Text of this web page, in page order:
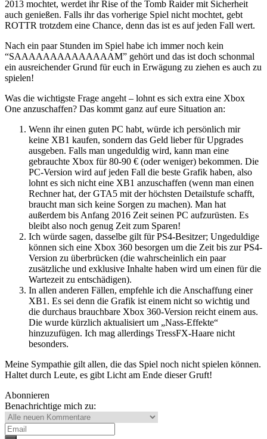
2013 mochtet, werdet ihr Rise of the Tomb Raider mit Sicherheit
auch genießen. Falls ihr das vorherige Spiel nicht mochtet, gebt
ROTTR trotzdem eine Chance, denn das ist es auf jeden Fall wert.
Nach ein paar Stunden im Spiel habe ich immer noch kein
“SAAAAAAAAAAAAAAM” gehört und das ist doch schonmal
ein ausreichender Grund für euch in Erwägung zu ziehen es auch zu
spielen!
Was die wichtigste Frage angeht – lohnt es sich extra eine Xbox
One anzuschaffen? Das kommt ganz auf eure Situation an:
Wenn ihr einen guten PC habt, würde ich persönlich mir
keine XB1 kaufen, sondern das Geld lieber für Upgrades
ausgeben. Falls man ungeduldig wird, kann man eine
gebrauchte Xbox für 80-90 € (oder weniger) bekommen. Die
PC-Version wird auf jeden Fall die beste Grafik haben, also
lohnt es sich nicht eine XB1 anzuschaffen (wenn man einen
Rechner hat, der GTA5 mit der höchsten Detailstufe schafft,
braucht man sich keine Sorgen zu machen). Man hat
außerdem bis Anfang 2016 Zeit seinen PC aufzurüsten. Es
bleibt also noch genug Zeit zum Sparen!
Ich würde sagen, dasselbe gilt für PS4-Besitzer; Ungeduldige
können sich eine Xbox 360 besorgen um die Zeit bis zur PS4-
Version zu überbrücken (die wahrscheinlich ein paar
zusätzliche und exklusive Inhalte haben wird um einen für die
Wartezeit zu entschädigen).
In allen anderen Fällen, empfehle ich die Anschaffung einer
XB1. Es sei denn die Grafik ist einem nicht so wichtig und
die durchaus brauchbare Xbox 360-Version reicht einem aus.
Die wurde kürzlich aktualisiert um „Nass-Effekte“
hinzuzufügen. Ich mag allerdings TressFX-Haare nicht
besonders.
Meine Sympathie gilt allen, die das Spiel noch nicht spielen können.
Haltet durch Leute, es gibt Licht am Ende dieser Gruft!
Abonnieren
Benachrichtige mich zu: